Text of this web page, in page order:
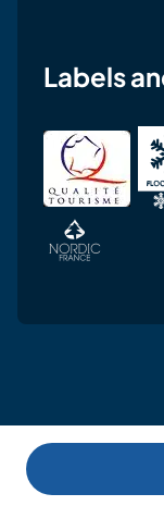
Labels
Legal notice